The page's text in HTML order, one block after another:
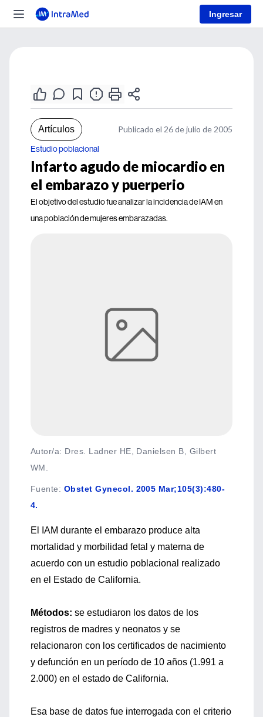
Ingresar
Artículos Publicado el 26 de julio de 2005
Estudio poblacional
Infarto agudo de miocardio en
el embarazo y puerperio
El objetivo del estudio fue analizar la incidencia de IAM en
una población de mujeres embarazadas.
Autor/a: Dres. Ladner HE, Danielsen B, Gilbert
WM.
Fuente: Obstet Gynecol. 2005 Mar;105(3):480-
4.
El IAM durante el embarazo produce alta
mortalidad y morbilidad fetal y materna de
acuerdo con un estudio poblacional realizado
en el Estado de California.
Métodos: se estudiaron los datos de los
registros de madres y neonatos y se
relacionaron con los certificados de nacimiento
y defunción en un período de 10 años (1.991 a
2.000) en el estado de California.
Esa base de datos fue interrogada con el criterio